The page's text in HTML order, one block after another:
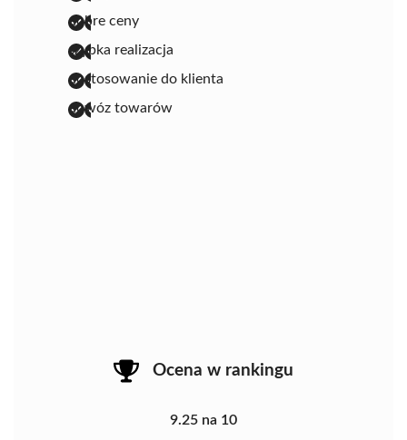
dobre ceny
szybka realizacja
dostosowanie do klienta
dowóz towarów
Ocena w rankingu
9.25 na 10